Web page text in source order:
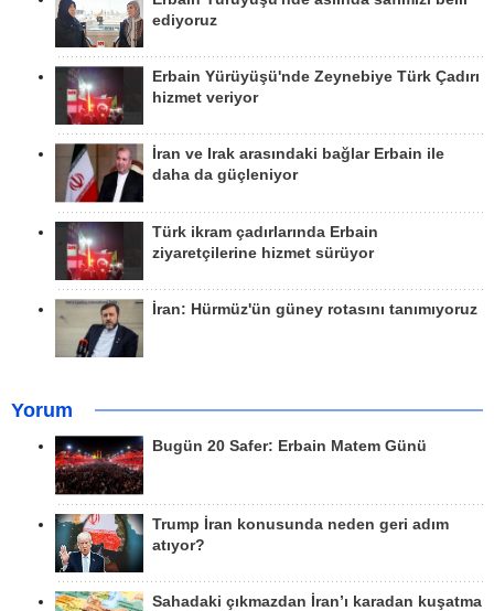
ediyoruz
Erbain Yürüyüşü'nde Zeynebiye Türk Çadırı
hizmet veriyor
İran ve Irak arasındaki bağlar Erbain ile
daha da güçleniyor
Türk ikram çadırlarında Erbain
ziyaretçilerine hizmet sürüyor
İran: Hürmüz'ün güney rotasını tanımıyoruz
Yorum
Bugün 20 Safer: Erbain Matem Günü
Trump İran konusunda neden geri adım
atıyor?
Sahadaki çıkmazdan İran’ı karadan kuşatma